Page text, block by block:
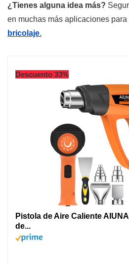
¿Tienes alguna idea más?
en muchas más aplicaciones
bricolaje.
Descuento 33%
Pistola de Aire Caliente
de...